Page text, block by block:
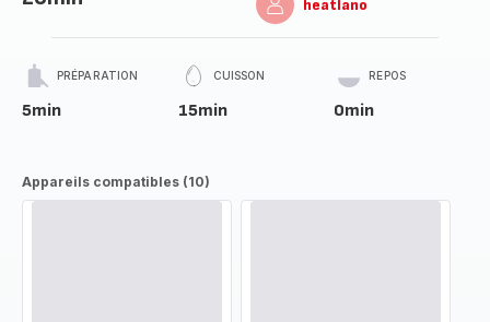
heatlano
PRÉPARATION
5min
CUISSON
15min
REPOS
0min
Appareils compatibles (10)